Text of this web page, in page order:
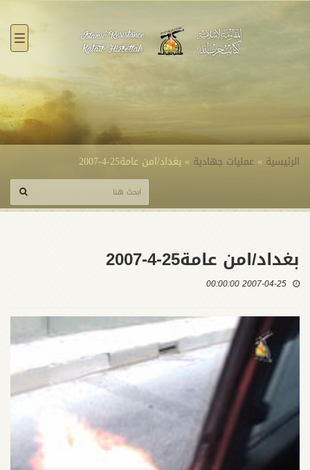
الرئيسية » عمليات جهادية » بغداد/امن عامة25-4-2007
بغداد/امن عامة25-4-2007
2007-04-25 00:00:00